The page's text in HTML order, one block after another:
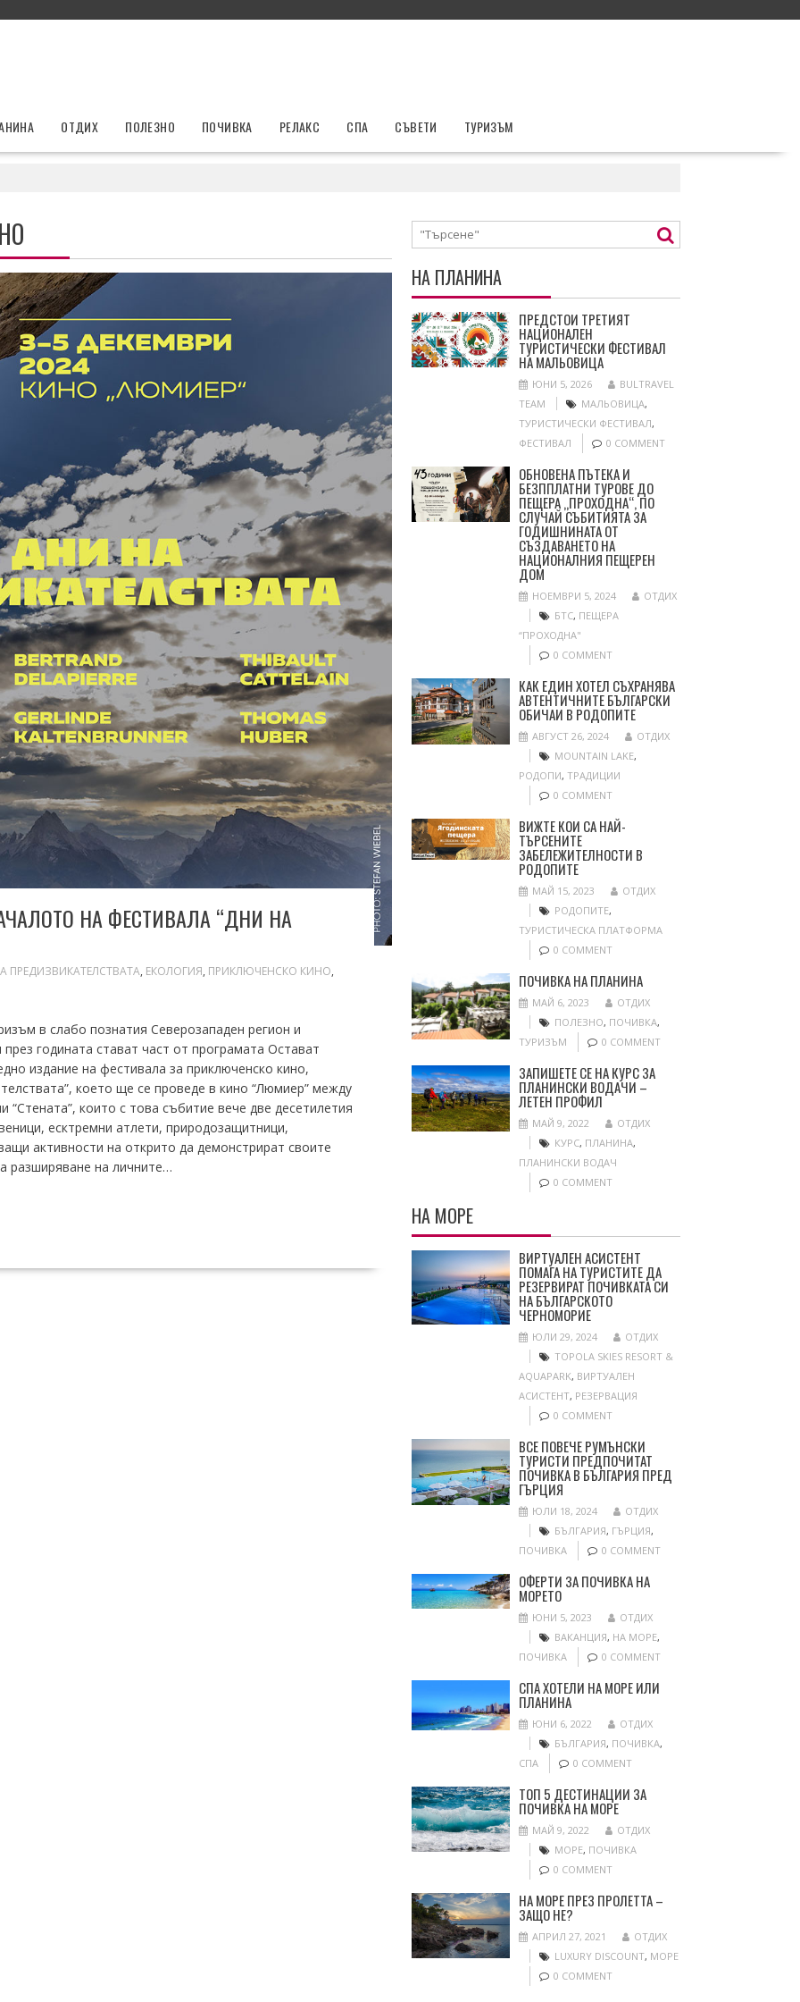
ОТДИХ ПОЛЕЗНО ПОЧИВКА РЕЛАКС СПА СЪВЕТИ ТУРИЗЪМ
НА ФЕСТИВАЛА “ДНИ НА
ПРЕДИЗВИКАТЕЛСТВАТА, ЕКОЛОГИЯ, ПРИКЛЮЧЕНСКО КИНО,
в слабо познатия Северозападен регион и
годината стават част от програмата Остават
издание на фестивала за приключенско кино,
което ще се проведе в кино “Люмиер” между
“Стената”, които с това събитие вече две десетилетия
есктремни атлети, природозащитници,
активности на открито да демонстрират своите
разширяване на личните…
НА ПЛАНИНА
ПРЕДСТОИ ТРЕТИЯТ
НАЦИОНАЛЕН
ТУРИСТИЧЕСКИ ФЕСТИВАЛ
НА МАЛЬОВИЦА
ЮНИ 5, 2026
BULTRAVEL
TEAM
МАЛЬОВИЦА,
ТУРИСТИЧЕСКИ ФЕСТИВАЛ,
ФЕСТИВАЛ
0 COMMENT
ОБНОВЕНА ПЪТЕКА И
БЕЗППЛАТНИ ТУРОВЕ ДО
ПЕЩЕРА „ПРОХОДНА“, ПО
СЛУЧАЙ СЪБИТИЯТА ЗА
ГОДИШНИНАТА ОТ
СЪЗДАВАНЕТО НА
НАЦИОНАЛНИЯ ПЕЩЕРЕН
ДОМ
НОЕМВРИ 5, 2024
ОТДИХ
БТС, ПЕЩЕРА
“ПРОХОДНА"
0 COMMENT
КАК ЕДИН ХОТЕЛ СЪХРАНЯВА
АВТЕНТИЧНИТЕ БЪЛГАРСКИ
ОБИЧАИ В РОДОПИТЕ
АВГУСТ 26, 2024
ОТДИХ
MOUNTAIN LAKE,
РОДОПИ, ТРАДИЦИИ
0 COMMENT
ВИЖТЕ КОИ СА НАЙ-
ТЪРСЕНИТЕ
ЗАБЕЛЕЖИТЕЛНОСТИ В
РОДОПИТЕ
МАЙ 15, 2023
ОТДИХ
РОДОПИТЕ,
ТУРИСТИЧЕСКА ПЛАТФОРМА
0 COMMENT
ПОЧИВКА НА ПЛАНИНА
МАЙ 6, 2023
ОТДИХ
ПОЛЕЗНО, ПОЧИВКА,
ТУРИЗЪМ
0 COMMENT
ЗАПИШЕТЕ СЕ НА КУРС ЗА
ПЛАНИНСКИ ВОДАЧИ –
ЛЕТЕН ПРОФИЛ
МАЙ 9, 2022
ОТДИХ
КУРС, ПЛАНИНА,
ПЛАНИНСКИ ВОДАЧ
0 COMMENT
НА МОРЕ
ВИРТУАЛЕН АСИСТЕНТ
ПОМАГА НА ТУРИСТИТЕ ДА
РЕЗЕРВИРАТ ПОЧИВКАТА СИ
НА БЪЛГАРСКОТО
ЧЕРНОМОРИЕ
ЮЛИ 29, 2024
ОТДИХ
TOPOLA SKIES RESORT &
AQUAPARK, ВИРТУАЛЕН
АСИСТЕНТ, РЕЗЕРВАЦИЯ
0 COMMENT
ВСЕ ПОВЕЧЕ РУМЪНСКИ
ТУРИСТИ ПРЕДПОЧИТАТ
ПОЧИВКА В БЪЛГАРИЯ ПРЕД
ГЪРЦИЯ
ЮЛИ 18, 2024
ОТДИХ
БЪЛГАРИЯ, ГЪРЦИЯ,
ПОЧИВКА
0 COMMENT
ОФЕРТИ ЗА ПОЧИВКА НА
МОРЕТО
ЮНИ 5, 2023
ОТДИХ
ВАКАНЦИЯ, НА МОРЕ,
ПОЧИВКА
0 COMMENT
СПА ХОТЕЛИ НА МОРЕ ИЛИ
ПЛАНИНА
ЮНИ 6, 2022
ОТДИХ
БЪЛГАРИЯ, ПОЧИВКА,
СПА
0 COMMENT
ТОП 5 ДЕСТИНАЦИИ ЗА
ПОЧИВКА НА МОРЕ
МАЙ 9, 2022
ОТДИХ
МОРЕ, ПОЧИВКА
0 COMMENT
НА МОРЕ ПРЕЗ ПРОЛЕТТА –
ЗАЩО НЕ?
АПРИЛ 27, 2021
ОТДИХ
LUXURY DISCOUNT, МОРЕ
0 COMMENT